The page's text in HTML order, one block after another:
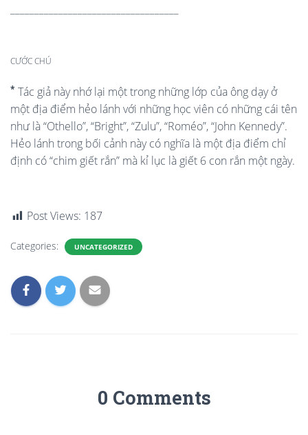
CƯỚC CHÚ
* Tác giả này nhớ lại một trong những lớp của ông dạy ở
một địa điểm hẻo lánh với những học viên có những cái tên
như là “Othello”, “Bright”, “Zulu”, “Roméo”, “John Kennedy”.
Hẻo lánh trong bối cảnh này có nghĩa là một địa điểm chỉ
định có “chim giết rắn” mà kỉ lục là giết 6 con rắn một ngày.
Post Views: 187
Categories: UNCATEGORIZED
0 Comments